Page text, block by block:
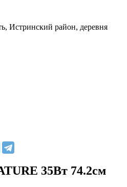
Истринский район, деревня
35Вт 74.2см